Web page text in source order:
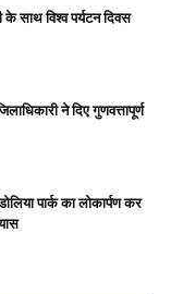
साथ विश्व पर्यटन दिवस
ने दिए गुणवत्तापूर्ण
पार्क का लोकार्पण कर